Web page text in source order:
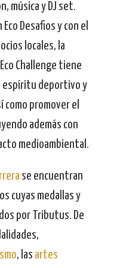
música y DJ set.
Desafios y con el
locales, la
Challenge tiene
espíritu deportivo y
promover el
además con
medioambiental.
se encuentran
cuyas medallas y
por Tributus. De
, las artes